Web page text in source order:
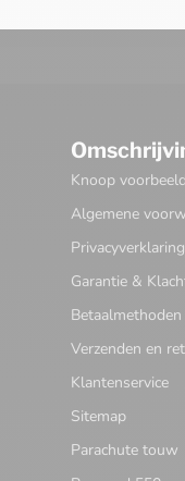
Knoop
Algemene
Privacyverklaring
Garantie &
Betaalmethoden
Verzenden en
Klantenservice
Sitemap
Parachute touw